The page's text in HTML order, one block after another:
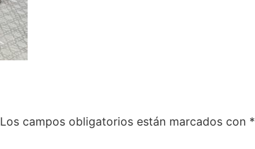
Los campos obligatorios están marcados con *